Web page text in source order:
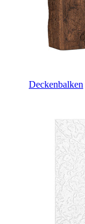
Deckenbalken